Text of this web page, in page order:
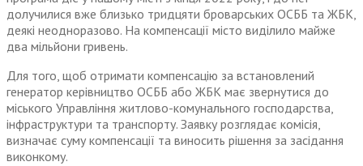
долучилися вже близько тридцяти броварських ОСББ та ЖБК,
деякі неодноразово. На компенсації місто виділило майже
два мільйони гривень.
Для того, щоб отримати компенсацію за встановлений
генератор керівництво ОСББ або ЖБК має звернутися до
міського Управління житлово-комунального господарства,
інфраструктури та транспорту. Заявку розглядає комісія,
визначає суму компенсації та виносить рішення за засідання
виконкому.